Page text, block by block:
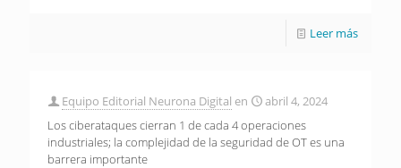
Leer más
Equipo Editorial Neurona Digital en
abril 4, 2024
Los ciberataques cierran 1 de cada 4 operaciones
industriales; la complejidad de la seguridad de OT es una
barrera importante